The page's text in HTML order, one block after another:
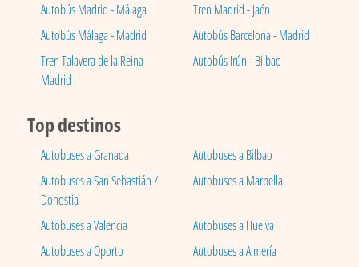
Autobús Madrid - Málaga
Tren Madrid - Jaén
Autobús Málaga - Madrid
Autobús Barcelona - Madrid
Tren Talavera de la Reina -
Madrid
Autobús Irún - Bilbao
Top destinos
Autobuses a Granada
Autobuses a Bilbao
Autobuses a San Sebastián /
Donostia
Autobuses a Marbella
Autobuses a Valencia
Autobuses a Huelva
Autobuses a Oporto
Autobuses a Almería